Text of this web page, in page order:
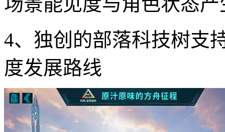
4、独创的部落科技树支
度发展路线